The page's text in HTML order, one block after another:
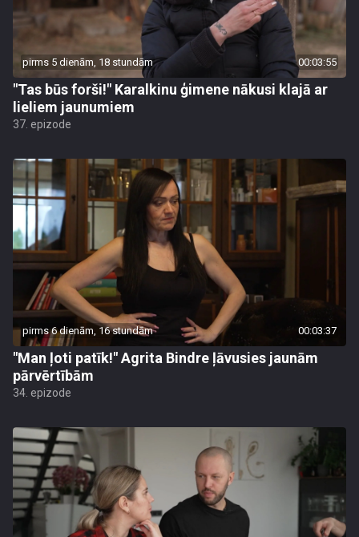
pirms 5 dienām, 18 stundām 00:03:55
"Tas būs forši!" Karalkinu ģimene nākusi klajā ar
lieliem jaunumiem
37. epizode
pirms 6 dienām, 16 stundām 00:03:37
"Man ļoti patīk!" Agrita Bindre ļāvusies jaunām
pārvērtībām
34. epizode